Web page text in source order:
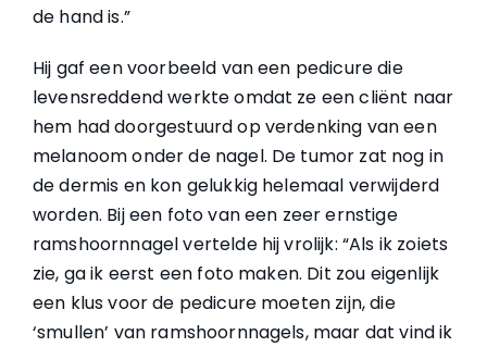
de hand is.”
Hij gaf een voorbeeld van een pedicure die
levensreddend werkte omdat ze een cliënt naar
hem had doorgestuurd op verdenking van een
melanoom onder de nagel. De tumor zat nog in
de dermis en kon gelukkig helemaal verwijderd
worden. Bij een foto van een zeer ernstige
ramshoornnagel vertelde hij vrolijk: “Als ik zoiets
zie, ga ik eerst een foto maken. Dit zou eigenlijk
een klus voor de pedicure moeten zijn, die
‘smullen’ van ramshoornnagels, maar dat vind ik